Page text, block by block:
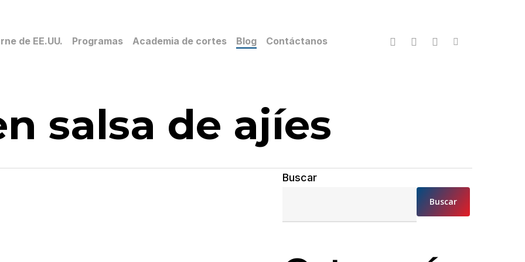
de EE.UU. Programas Academia de cortes Blog Contáctanos facebookyoutubeinstagram
tiktok
salsa de ajíes
Buscar
Buscar